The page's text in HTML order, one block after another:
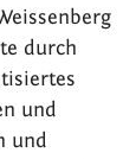
durch
und
und